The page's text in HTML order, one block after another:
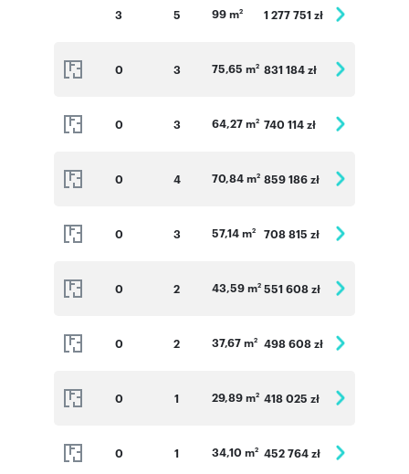
3 5 99 m2 1 277 751 zł
0 3 75,65 m2 831 184 zł
0 3 64,27 m2 740 114 zł
0 4 70,84 m2 859 186 zł
0 3 57,14 m2 708 815 zł
0 2 43,59 m2 551 608 zł
0 2 37,67 m2 498 608 zł
0 1 29,89 m2 418 025 zł
0 1 34,10 m2 452 764 zł